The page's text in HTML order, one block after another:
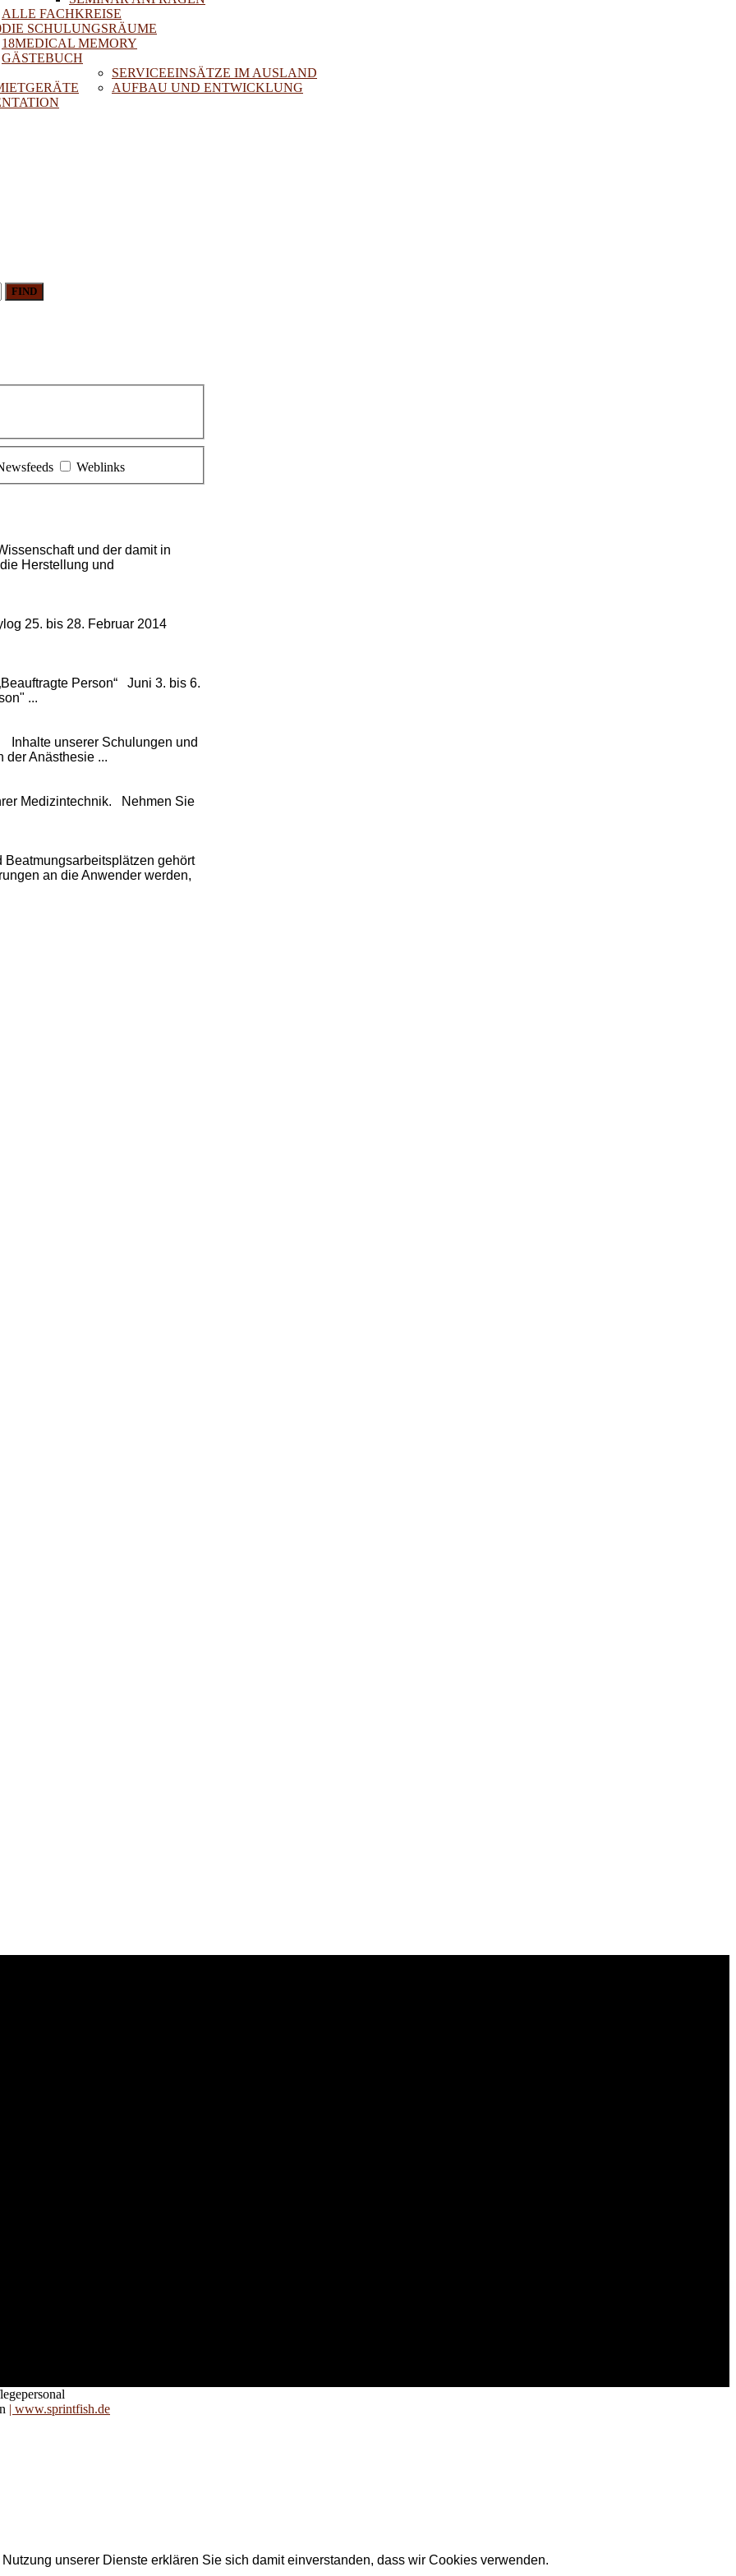
ALLE FACHKREISE
DIE SCHULUNGSRÄUME
18MEDICAL MEMORY
GÄSTEBUCH
SERVICEEINSÄTZE IM AUSLAND
AUFBAU UND ENTWICKLUNG
FIND
Weblinks
und der damit in
Herstellung und
25. bis 28. Februar 2014
Person“ Juni 3. bis 6.
...
Inhalte unserer Schulungen und
der Anästhesie ...
Medizintechnik. Nehmen Sie
gehört
an die Anwender werden,
| www.sprintfish.de
unserer Dienste erklären Sie sich damit einverstanden, dass wir Cookies verwenden.